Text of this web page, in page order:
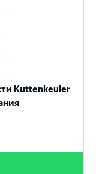
Kuttenkeuler